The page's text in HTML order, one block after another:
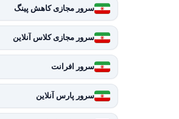
سرور مجازی کاهش پینگ
سرور مجازی کلاس آنلاین
سرور افرانت
سرور پارس آنلاین